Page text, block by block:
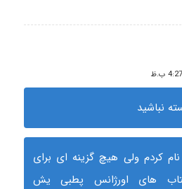
نباشید
کردم ولی هیچ گزینه ای برای
های اورژانس پطبی یش